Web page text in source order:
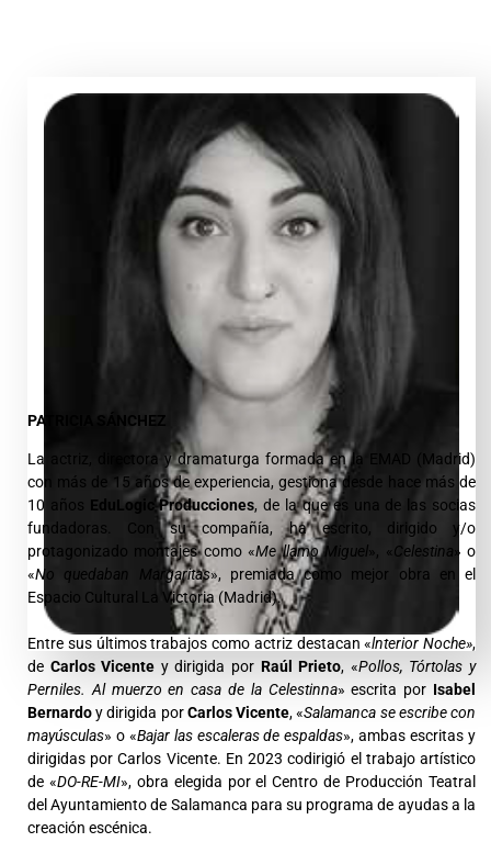
PATRICIA SÁNCHEZ
La actriz, directora y dramaturga formada en la EMAD (Madrid)
con más de 15 años de experiencia, gestiona desde hace más de
10 años EduLogic Producciones, de la que es una de las socias
fundadoras. Con su compañía, ha escrito, dirigido y/o
protagonizado montajes como «Me llamo Miguel», «Celestina » o
«No quedaban Margaritas», premiada como mejor obra en el
Espacio Cultural La Victoria (Madrid).
Entre sus últimos trabajos como actriz destacan «lnterior Noche»,
de Carlos Vicente y dirigida por Raúl Prieto, «Pollos, Tórtolas y
Perniles. Al muerzo en casa de la Celestinna» escrita por Isabel
Bernardoy dirigida porCarlos Vicente, «Salamanca se escribe con
mayúsculas» o «Bajar las escaleras de espaldas», ambas escritas y
dirigidas por Carlos Vicente. En 2023 codirigió el trabajo artístico
de «DO-RE-MI», obra elegida por el Centro de Producción Teatral
del Ayuntamiento de Salamanca para su programa de ayudas a la
creación escénica.